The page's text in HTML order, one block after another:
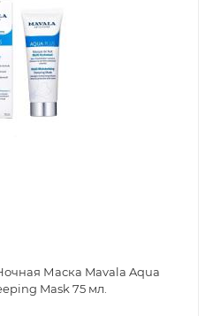
Маска Mavala Aqua
Mask 75 мл.